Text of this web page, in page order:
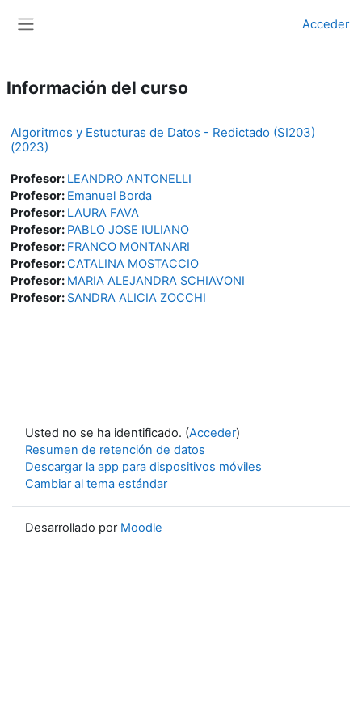
Acceder
Información del curso
Algoritmos y Estucturas de Datos - Redictado (SI203)
(2023)
Profesor: LEANDRO ANTONELLI
Profesor: Emanuel Borda
Profesor: LAURA FAVA
Profesor: PABLO JOSE IULIANO
Profesor: FRANCO MONTANARI
Profesor:CATALINA MOSTACCIO
Profesor: MARIA ALEJANDRA SCHIAVONI
Profesor: SANDRA ALICIA ZOCCHI
Usted no se ha identificado. (Acceder)
Resumen de retención de datos
Descargar la app para dispositivos móviles
Cambiar al tema estándar
Desarrollado por Moodle